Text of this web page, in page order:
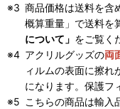
商品価格は送料を含
概算重量」で送料を
について」 をご覧く
アクリルグッズの両
ィルムの表面に擦れ
になります。保護フ
こちらの商品は輸入